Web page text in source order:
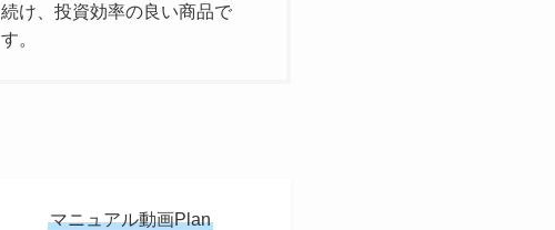
続け、投資効率の良い商品で
す。
マニュアル動画Plan